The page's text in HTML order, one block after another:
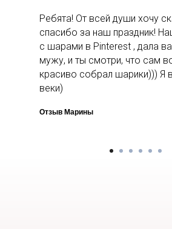
Ребята! От всей души хочу
спасибо за наш праздник!
с шарами в Pinterest , дала
мужу, и ты смотри, что сам
красиво собрал шарики))) Я
веки)
Отзыв Марины